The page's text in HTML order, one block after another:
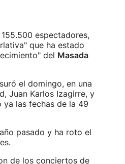
espectadores,
que ha estado
del Masada
el domingo, en una
Juan Karlos Izagirre, y
ya las fechas de la 49
pasado y ha roto el
de los conciertos de